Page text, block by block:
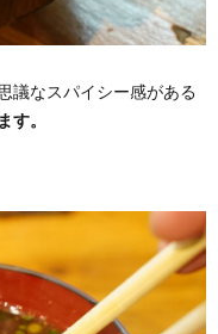
議なスパイシー感がある
す。